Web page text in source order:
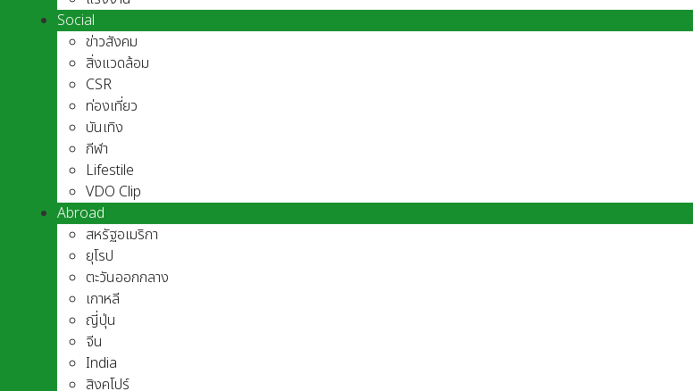
Social
ข่าวสังคม
สิ่งแวดล้อม
CSR
ท่องเที่ยว
บันเทิง
กีฬา
Lifestile
VDO Clip
Abroad
สหรัฐอเมริกา
ยุโรป
ตะวันออกกลาง
เกาหลี
ญี่ปุ่น
จีน
India
สิงคโปร์